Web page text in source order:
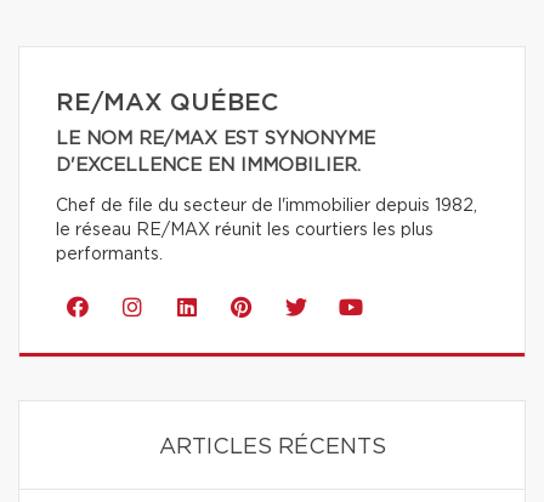
RE/MAX QUÉBEC
LE NOM RE/MAX EST SYNONYME
D'EXCELLENCE EN IMMOBILIER.
Chef de file du secteur de l'immobilier depuis 1982,
le réseau RE/MAX réunit les courtiers les plus
performants.
ARTICLES RÉCENTS